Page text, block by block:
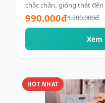
chắc chắn, giống thật
990.000đ1.200.000đ
HOT NHAT